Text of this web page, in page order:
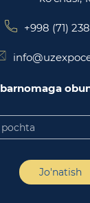
+998 (71)
Jo'natish